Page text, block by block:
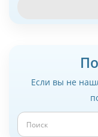
Если вы не